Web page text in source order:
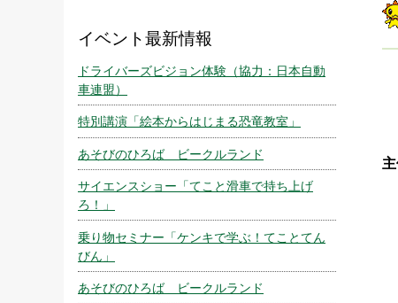
イベント最新情報
ドライバーズビジョン体験（協力：日本自動
車連盟）
特別講演「絵本からはじまる恐竜教室」
あそびのひろば ビークルランド
サイエンスショー「てこと滑車で持ち上げ
ろ！」
乗り物セミナー「ケンキで学ぶ！てことてん
びん」
あそびのひろば ビークルランド